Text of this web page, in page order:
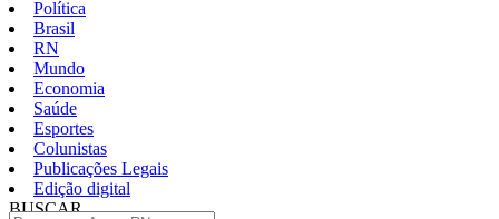
Política
Brasil
RN
Mundo
Economia
Saúde
Esportes
Colunistas
Publicações Legais
Edição digital
BUSCAR